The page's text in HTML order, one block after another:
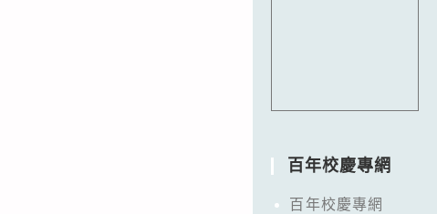
百年校慶專網
百年校慶專網